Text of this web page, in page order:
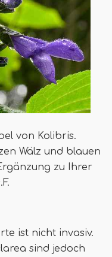
von Kolibris.
Wälz und blauen
zu Ihrer
ist nicht invasiv.
sind jedoch